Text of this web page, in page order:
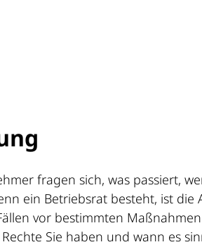
fragen sich, was passiert,
ein Betriebsrat besteht, ist
vor bestimmten
Sie haben und wann es